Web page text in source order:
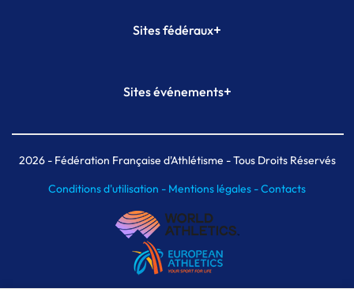
Sites fédéraux+
Plateforme Formation
Sites événements+
Meeting de Paris indoor
MAIF Ekiden de Paris
2026- Fédération Française d'Athlétisme - Tous Droits Réservés
Conditions d'utilisation - Mentions légales -Contacts